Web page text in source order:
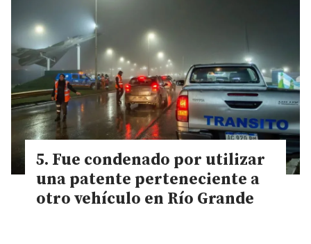
Fue condenado por utilizar
una patente perteneciente a
otro vehículo en Río Grande